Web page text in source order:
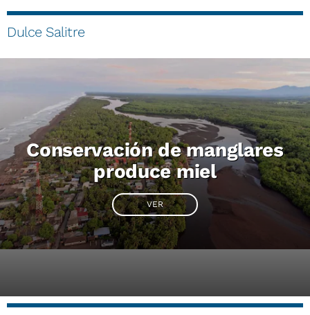
Dulce Salitre
Conservación de manglares
produce miel
VER